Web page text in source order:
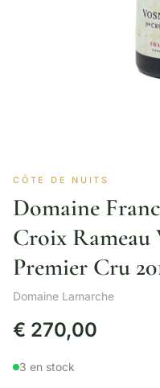
CÔTE DE NUITS
Domaine
Croix Rameau
Premier Cru
Domaine Lamarche
€ 270,00
3 en stock